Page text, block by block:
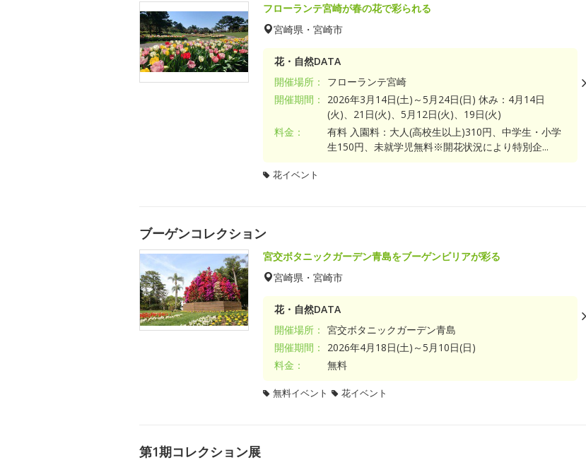
フローランテ宮崎が春の花で彩られる
宮崎県・宮崎市
花・自然DATA
開催場所：
フローランテ宮崎
開催期間：
2026年3月14日(土)～5月24日(日) 休み：4月14日
(火)、21日(火)、5月12日(火)、19日(火)
料金：
有料 入園料：大人(高校生以上)310円、中学生・小学
生150円、未就学児無料※開花状況により特別企...
花イベント
ブーゲンコレクション
宮交ボタニックガーデン青島をブーゲンビリアが彩る
宮崎県・宮崎市
花・自然DATA
開催場所： 宮交ボタニックガーデン青島
開催期間：
2026年4月18日(土)～5月10日(日)
料金：
無料
無料イベント 花イベント
第1期コレクション展